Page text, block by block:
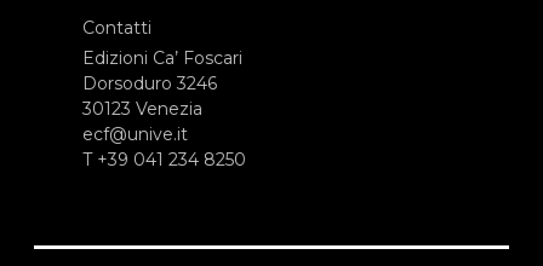
Contatti
Edizioni Ca’ Foscari
Dorsoduro 3246
30123 Venezia
ecf@unive.it
T +39 041 234 8250